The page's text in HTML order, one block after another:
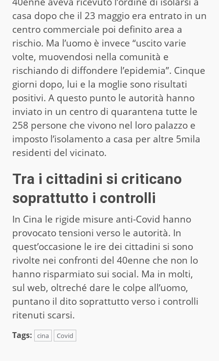
casa dopo che il 23 maggio era entrato in un
centro commerciale poi definito area a
rischio. Ma l’uomo è invece “uscito varie
volte, muovendosi nella comunità e
rischiando di diffondere l’epidemia”. Cinque
giorni dopo, lui e la moglie sono risultati
positivi. A questo punto le autorità hanno
inviato in un centro di quarantena tutte le
258 persone che vivono nel loro palazzo e
imposto l’isolamento a casa per altre 5mila
residenti del vicinato.
Tra i cittadini si criticano
soprattutto i controlli
In Cina le rigide misure anti-Covid hanno
provocato tensioni verso le autorità. In
quest’occasione le ire dei cittadini si sono
rivolte nei confronti del 40enne che non lo
hanno risparmiato sui social. Ma in molti,
sul web, oltreché dare le colpe all’uomo,
puntano il dito soprattutto verso i controlli
ritenuti scarsi.
Tags: cina Covid